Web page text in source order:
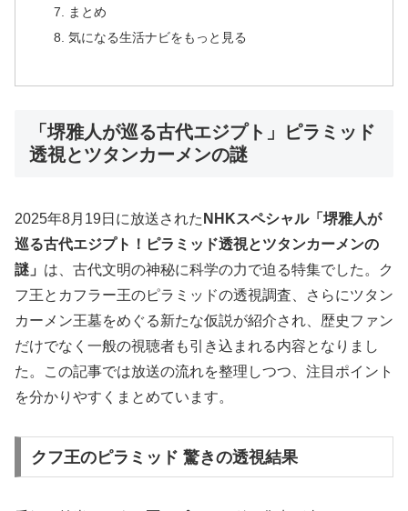
まとめ
気になる生活ナビをもっと見る
「堺雅人が巡る古代エジプト」ピラミッド
透視とツタンカーメンの謎
2025年8月19日に放送された NHKスペシャル「堺雅人が
巡る古代エジプト！ピラミッド透視とツタンカーメンの
謎」 は、古代文明の神秘に科学の力で迫る特集でした。ク
フ王とカフラー王のピラミッドの透視調査、さらにツタン
カーメン王墓をめぐる新たな仮説が紹介され、歴史ファン
だけでなく一般の視聴者も引き込まれる内容となりまし
た。この記事では放送の流れを整理しつつ、注目ポイント
を分かりやすくまとめています。
クフ王のピラミッド 驚きの透視結果